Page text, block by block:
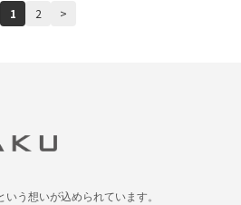
1 2 >
う想いが込められています。